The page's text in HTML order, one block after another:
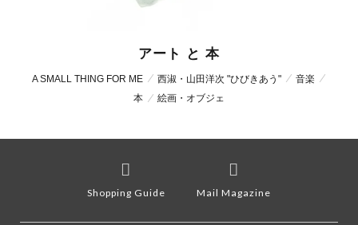
アート と 本
A SMALL THING FOR ME 西淑・山田洋次 "ひびきあう"
音楽
本
絵画・オブジェ
Shopping Guide Mail Magazine